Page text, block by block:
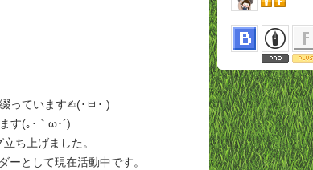
っています✍︎‪(･ㅂ･ )
す(｡･｀ω･´)
ち上げました。
ーとして現在活動中です。